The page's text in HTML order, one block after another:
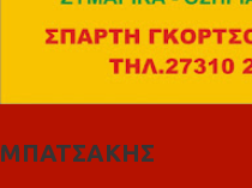
ΜΠΑΤΣΑΚΗΣ